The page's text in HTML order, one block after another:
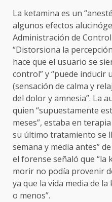
La ketamina es un
algunos efectos
Administración de Control
“Distorsiona la
hace que el usuario se
control” y “puede inducir
(sensación de calma y
del dolor y amnesia”. La
quien “supuestamente
meses”, estaba en
su último tratamiento se
semana y media antes”
el forense señaló que “la
morir no podía provenir
ya que la vida media de
o menos”.